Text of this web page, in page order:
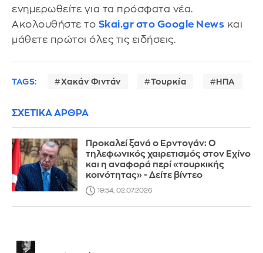
ενημερωθείτε για τα πρόσφατα νέα.
Ακολουθήστε το Skai.gr στο Google News και
μάθετε πρώτοι όλες τις ειδήσεις.
TAGS: Χακάν Φιντάν Τουρκία ΗΠΑ
ΣΧΕΤΙΚΑ ΑΡΘΡΑ
Προκαλεί ξανά ο Ερντογάν: Ο
τηλεφωνικός χαιρετισμός στον Εχίνο
και η αναφορά περί «τουρκικής
κοινότητας» - Δείτε βίντεο
19:54, 02.07.2026